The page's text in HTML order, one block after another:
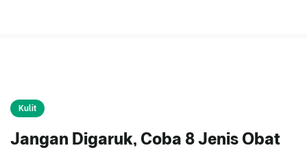
Kulit
Jangan Digaruk, Coba 8 Jenis Obat